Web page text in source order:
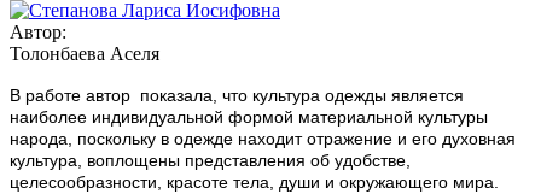
Автор:
Толонбаева Аселя
В работе автор показала, что культура одежды является
наиболее индивидуальной формой материальной культуры
народа, поскольку в одежде находит отражение и его духовная
культура, воплощены представления об удобстве,
целесообразности, красоте тела, души и окружающего мира.